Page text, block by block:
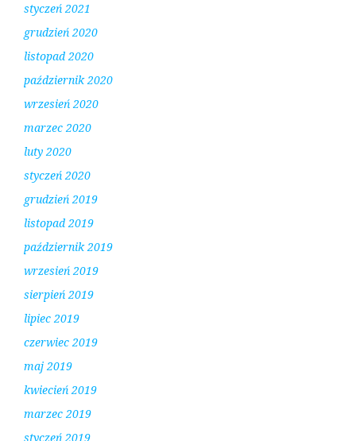
styczeń 2021
grudzień 2020
listopad 2020
październik 2020
wrzesień 2020
marzec 2020
luty 2020
styczeń 2020
grudzień 2019
listopad 2019
październik 2019
wrzesień 2019
sierpień 2019
lipiec 2019
czerwiec 2019
maj 2019
kwiecień 2019
marzec 2019
styczeń 2019